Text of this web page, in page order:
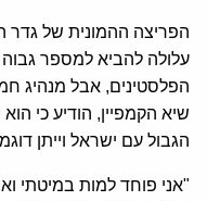
הפריצה ההמונית של גדר
עלולה להביא למספר
הפלסטינים, אבל מנהיג
שיא הקמפיין, הודיע כי
הגבול עם ישראל וייתן
"אני פוחד למות במיטתי